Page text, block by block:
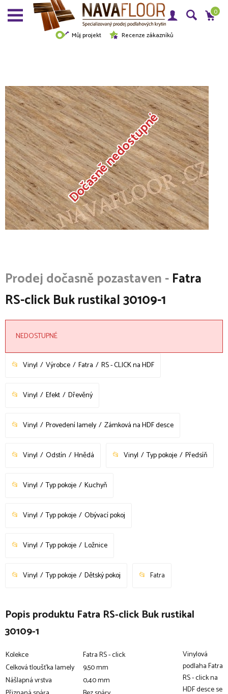
Můj projekt Recenze zákazníků
0
Dočasně nedostupné
Fatra
RS-click Buk rustikal 30109-1
NEDOSTUPNÉ
Vinyl Výrobce Fatra RS - CLICK na HDF
Vinyl Efekt Dřevěný
Vinyl Provedení lamely Zámková na HDF desce
Vinyl Odstín Hnědá Vinyl Typ pokoje Předsíň
Vinyl Typ pokoje Kuchyň
Vinyl Typ pokoje Obývací pokoj
Vinyl Typ pokoje Ložnice
Vinyl Typ pokoje Dětský pokoj Fatra
Popis produktu Fatra RS-click Buk rustikal
30109-1
Kolekce
Fatra RS - click
Celková tloušťka lamely
9,50 mm
Nášlapná vrstva
0,40 mm
Vinylová
podlaha Fatra
RS - click na
HDF desce se